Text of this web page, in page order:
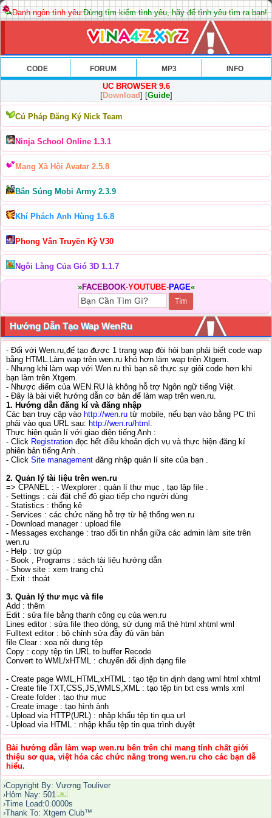
Danh ngôn tình yêu:Đừng tìm kiếm tình yêu, hãy để tình yêu tìm ra bạn!
CODE FORUM MP3 INFO
UC BROWSER 9.6
[Download] [Guide]
Cú Pháp Đăng Ký Nick Team
Ninja School Online 1.3.1
Mạng Xã Hội Avatar 2.5.8
Bắn Súng Mobi Army 2.3.9
Khí Phách Anh Hùng 1.6.8
Phong Vân Truyền Kỳ V30
Ngôi Làng Của Gió 3D 1.1.7
»FACEBOOK-YOUTUBE-PAGE«
Hướng Dẫn Tạo Wap WenRu
- Đối với Wen.ru,để tạo được 1 trang wap đòi hỏi bạn phải biết code wap
bằng HTML.Làm wap trên wen.ru khó hơn làm wap trên Xtgem.
- Nhưng khi làm wap với Wen.ru thì bạn sẽ thực sự giỏi code hơn khi
bạn làm trên Xtgem.
- Nhược điểm của WEN.RU là không hỗ trợ Ngôn ngữ tiếng Việt.
- Đây là bài viết hướng dẫn cơ bản để làm wap trên wen.ru.
1. Hướng dẫn đăng kí và đăng nhập
Các bạn truy cập vào http://wen.ru từ mobile, nếu bạn vào bằng PC thì
phải vào qua URL sau: http://wen.ru/html .
Thực hiện quản lí với giao diện tiếng Anh :
- Click Registration đọc hết điều khoản dịch vụ và thực hiện đăng kí
phiên bản tiếng Anh .
- Click Site management đăng nhập quản lí site của bạn .
2. Quản lý tài liệu trên wen.ru
=> CPANEL : - Wexplorer : quản lí thư mục , tạo lập file .
- Settings : cài đặt chế độ giao tiếp cho người dùng
- Statistics : thống kê
- Services : các chức năng hỗ trợ từ hệ thống wen.ru
- Download manager : upload file
- Messages exchange : trao đổi tin nhắn giữa các admin làm site trên
wen.ru
- Help : trợ giúp
- Book , Programs : sách tài liệu hướng dẫn
- Show site : xem trang chủ
- Exit : thoát
3. Quản lý thư mục và file
Add : thêm
Edit : sửa file bằng thanh công cụ của wen.ru
Lines editor : sửa file theo dòng, sử dụng mã thẻ html xhtml wml
Fulltext editor : bộ chỉnh sửa đầy đủ văn bản
file Clear : xoa nội dung tệp
Copy : copy tệp tin URL to buffer Recode
Convert to WML/xHTML : chuyển đổi định dạng file
- Create page WML,HTML,xHTML : tạo tệp tin định dạng wml html xhtml
- Create file TXT,CSS,JS,WMLS,XML : tạo tệp tin txt css wmls xml
- Create folder : tạo thư mục
- Create image : tạo hình ảnh
- Upload via HTTP(URL) : nhập khẩu tệp tin qua url
- Upload via HTML : nhập khẩu tệp tin qua trình duyệt
Bài hướng dẫn làm wap wen.ru bên trên chỉ mang tính chất giới
thiệu sơ qua, việt hóa các chức năng trong wen.ru cho các bạn dễ
hiểu.
›Copyright By: Vượng Touliver
›Hôm Nay: 501
›Time Load:0.0000s
›Thank To: Xtgem Club™